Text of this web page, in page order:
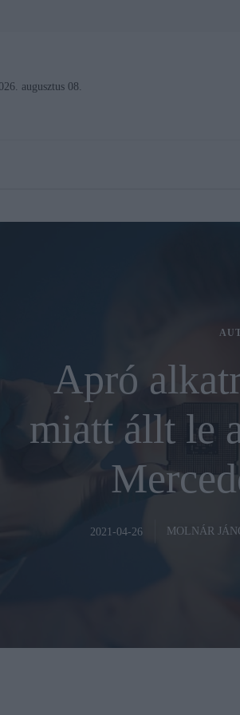
augusztus 08.
Apró
miatt állt le
2021-04-26 MOLNÁR